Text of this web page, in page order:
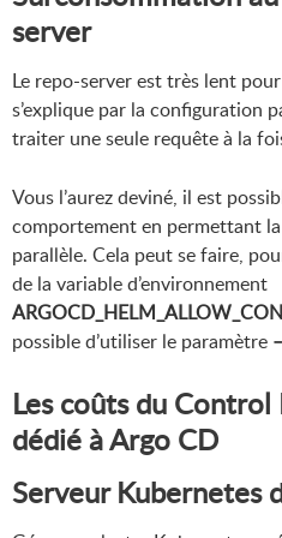
server
Le repo-server est très lent
s’explique par la configuration
traiter une seule requête à la
Vous l’aurez deviné, il est
comportement en permettant
parallèle. Cela peut se faire,
de la variable d’environnement
possible d’utiliser le paramètre
Les coûts du
dédié à Argo CD
Serveur Kubernetes